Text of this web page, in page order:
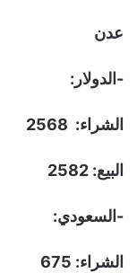
عدن
-الدولار:
الشراء: 2568
البيع: 2582
-السعودي:
الشراء: 675